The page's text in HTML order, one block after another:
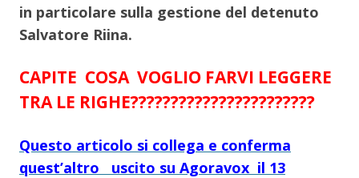
in particolare sulla gestione del detenuto
Salvatore Riina.
CAPITE COSA VOGLIO FARVI LEGGERE
TRA LE RIGHE???????????????????????
Questo articolo si collega e conferma
quest’altro uscito su Agoravox il 13